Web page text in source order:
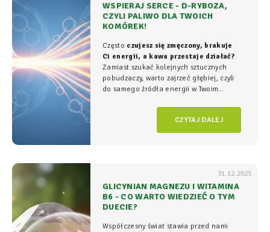
WSPIERAJ SERCE - D-RYBOZA,
CZYLI PALIWO DLA TWOICH
KOMÓREK!
Często czujesz się zmęczony, brakuje
Ci energii, a kawa przestaje działać?
Zamiast szukać kolejnych sztucznych
pobudzaczy, warto zajrzeć głębiej, czyli
do samego źródła energii w Twoim
komórkowym rozgrywa się cała
CZYTAJ DALEJ
31.12.2025
GLICYNIAN MAGNEZU I WITAMINA
B6 - CO WARTO WIEDZIEĆ O TYM
DUECIE?
Współczesny świat stawia przed nami